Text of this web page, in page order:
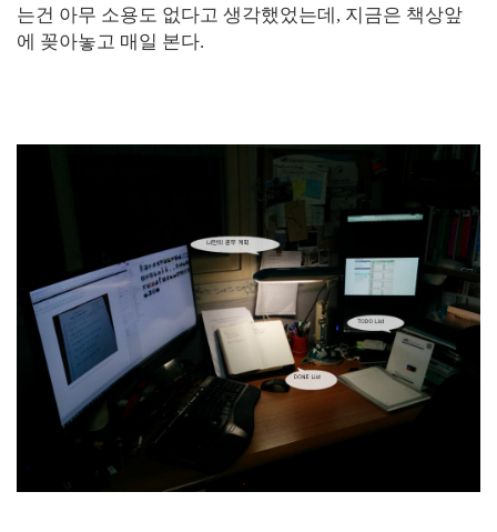
는건 아무 소용도 없다고 생각했었는데, 지금은 책상앞
에 꽂아놓고 매일 본다.